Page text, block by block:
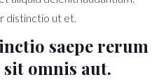
distinctio ut et.
saepe rerum
omnis aut.